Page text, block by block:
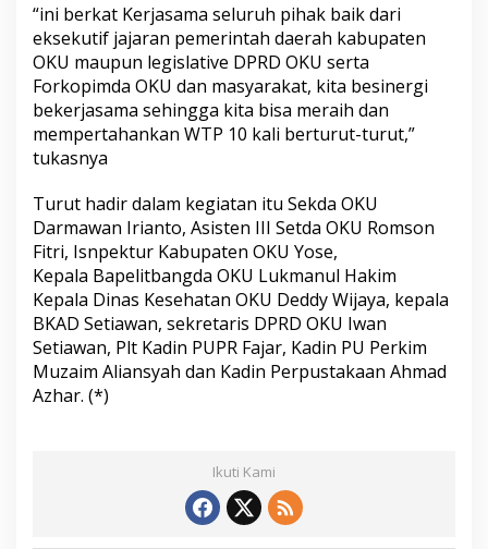
“ini berkat Kerjasama seluruh pihak baik dari
eksekutif jajaran pemerintah daerah kabupaten
OKU maupun legislative DPRD OKU serta
Forkopimda OKU dan masyarakat, kita besinergi
bekerjasama sehingga kita bisa meraih dan
mempertahankan WTP 10 kali berturut-turut,”
tukasnya
Turut hadir dalam kegiatan itu Sekda OKU
Darmawan Irianto, Asisten III Setda OKU Romson
Fitri, Isnpektur Kabupaten OKU Yose,
Kepala Bapelitbangda OKU Lukmanul Hakim
Kepala Dinas Kesehatan OKU Deddy Wijaya, kepala
BKAD Setiawan, sekretaris DPRD OKU Iwan
Setiawan, Plt Kadin PUPR Fajar, Kadin PU Perkim
Muzaim Aliansyah dan Kadin Perpustakaan Ahmad
Azhar. (*)
Ikuti Kami